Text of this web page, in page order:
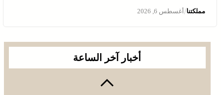
مملكتنا/أغسطس 6, 2026
أخبار آخر الساعة